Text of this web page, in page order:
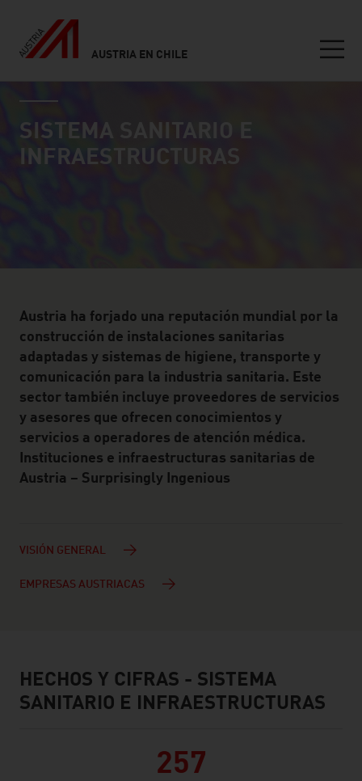
AUSTRIA EN CHILE
Inhalt
industry page
SISTEMA SANITARIO E
INFRAESTRUCTURAS
Austria ha forjado una reputación mundial por la
construcción de instalaciones sanitarias
adaptadas y sistemas de higiene, transporte y
comunicación para la industria sanitaria. Este
sector también incluye proveedores de servicios
y asesores que ofrecen conocimientos y
servicios a operadores de atención médica.
Instituciones e infraestructuras sanitarias de
Austria – Surprisingly Ingenious
VISIÓN GENERAL
EMPRESAS AUSTRIACAS
facts & figures
HECHOS Y CIFRAS - SISTEMA
SANITARIO E INFRAESTRUCTURAS
257